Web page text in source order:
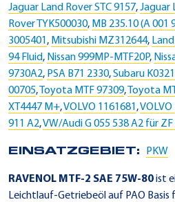
Jaguar Land Rover STC 9157,Jaguar
Rover TYK500030, MB 235.10 (A 001
3005401 , Mitsubishi MZ312644,
94 Fluid, Nissan 999MP-MTF20P,
9730A2, PSA B71 2330,Subaru
00705,Toyota MTF 97309,Toyota
XT4447 M+,VOLVO 1161681 ,
911 A2,VW/Audi G 055 538 A2 für
EINSATZGEBIET: PKW
RAVENOL MTF-2 SAE 75W-80ist
Leichtlauf-Getriebeöl auf PAO